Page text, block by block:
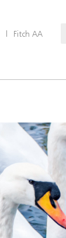
| Fitch AA